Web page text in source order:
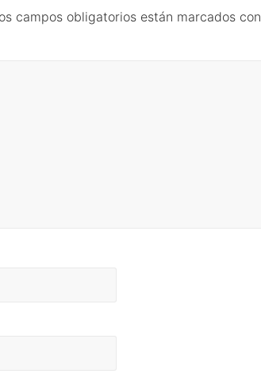
campos obligatorios están marcados con